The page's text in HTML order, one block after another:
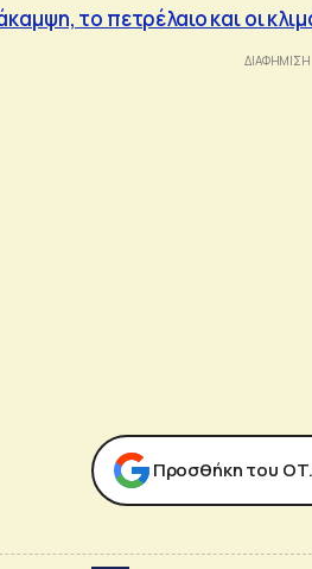
το πετρέλαιο και οι
Προσθήκη του